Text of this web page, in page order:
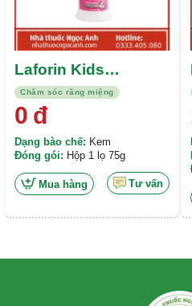
Chăm sóc răng miệng
Laforin Kids
Toothpaste (Hương
Đào)
0 đ
Dạng bào chế: Kem
Đóng gói: Hộp 1 lọ 75g
Mua hàng Tư vấn